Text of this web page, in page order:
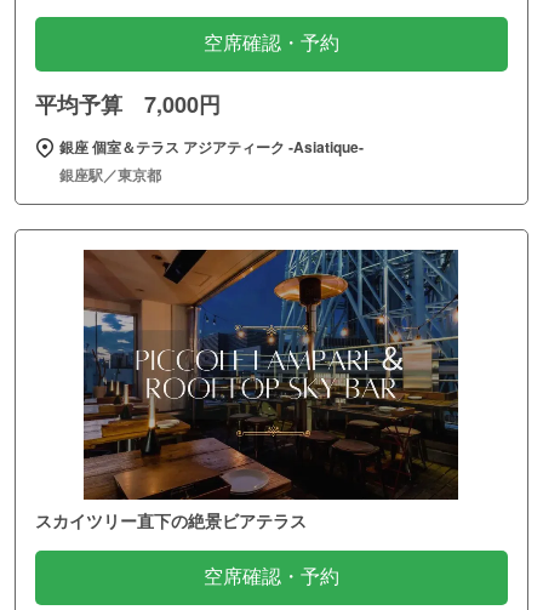
空席確認・予約
平均予算 7,000円
銀座 個室＆テラス アジアティーク ‐Asiatique‐
銀座駅／東京都
スカイツリー直下の絶景ビアテラス
空席確認・予約